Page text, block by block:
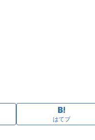
はてブ